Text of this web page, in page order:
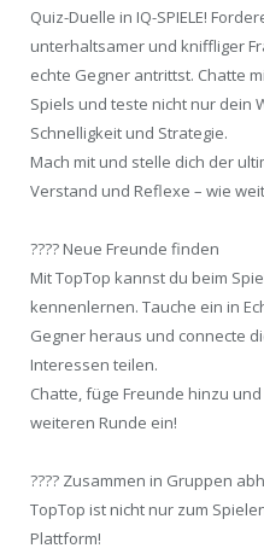
Quiz-Duelle in IQ-SPIELE!
unterhaltsamer und kniffliger
echte Gegner antrittst. Chatte
Spiels und teste nicht nur dein
Schnelligkeit und Strategie.
Mach mit und stelle dich der
Verstand und Reflexe – wie
???? Neue Freunde finden
Mit TopTop kannst du beim
kennenlernen. Tauche ein in
Gegner heraus und connecte
Interessen teilen.
Chatte, füge Freunde hinzu
weiteren Runde ein!
???? Zusammen in Gruppen
TopTop ist nicht nur zum
Plattform!